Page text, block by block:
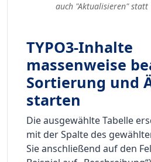
auch "Aktualisieren" statt
TYPO3-Inhalte
massenweise
Sortierung und
starten
Die ausgewählte Tabelle
mit der Spalte des
Sie anschließend auf den